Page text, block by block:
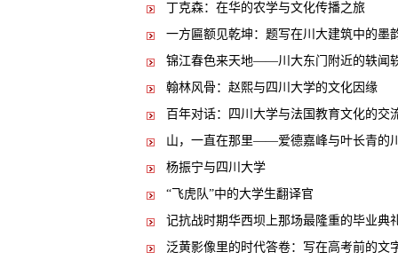
丁克森：在华的农学与文化传播之旅
一方匾额见乾坤：题写在川大建筑中的墨
锦江春色来天地——川大东门附近的轶闻
翰林风骨：赵熙与四川大学的文化因缘
百年对话：四川大学与法国教育文化的交
山，一直在那里——爱德嘉峰与叶长青的
杨振宁与四川大学
“飞虎队”中的大学生翻译官
记抗战时期华西坝上那场最隆重的毕业典
泛黄影像里的时代答卷：写在高考前的文